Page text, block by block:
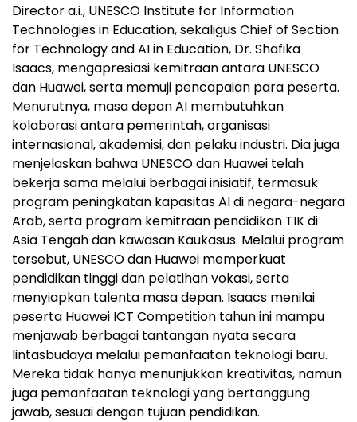
Director a.i., UNESCO Institute for Information
Technologies in Education, sekaligus Chief of Section
for Technology and AI in Education, Dr. Shafika
Isaacs, mengapresiasi kemitraan antara UNESCO
dan Huawei, serta memuji pencapaian para peserta.
Menurutnya, masa depan AI membutuhkan
kolaborasi antara pemerintah, organisasi
internasional, akademisi, dan pelaku industri. Dia juga
menjelaskan bahwa UNESCO dan Huawei telah
bekerja sama melalui berbagai inisiatif, termasuk
program peningkatan kapasitas AI di negara-negara
Arab, serta program kemitraan pendidikan TIK di
Asia Tengah dan kawasan Kaukasus. Melalui program
tersebut, UNESCO dan Huawei memperkuat
pendidikan tinggi dan pelatihan vokasi, serta
menyiapkan talenta masa depan. Isaacs menilai
peserta Huawei ICT Competition tahun ini mampu
menjawab berbagai tantangan nyata secara
lintasbudaya melalui pemanfaatan teknologi baru.
Mereka tidak hanya menunjukkan kreativitas, namun
juga pemanfaatan teknologi yang bertanggung
jawab, sesuai dengan tujuan pendidikan.